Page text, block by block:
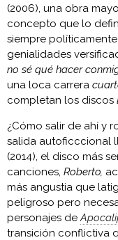
(2006), una obra
concepto que lo
siempre
genialidades
no sé qué hacer
una loca carrera
completan los discos
¿Cómo salir de ahí y
salida autoficccional
(2014), el disco más
canciones, Roberto,
más angustia que
peligroso pero
personajes de
transición conflictiva